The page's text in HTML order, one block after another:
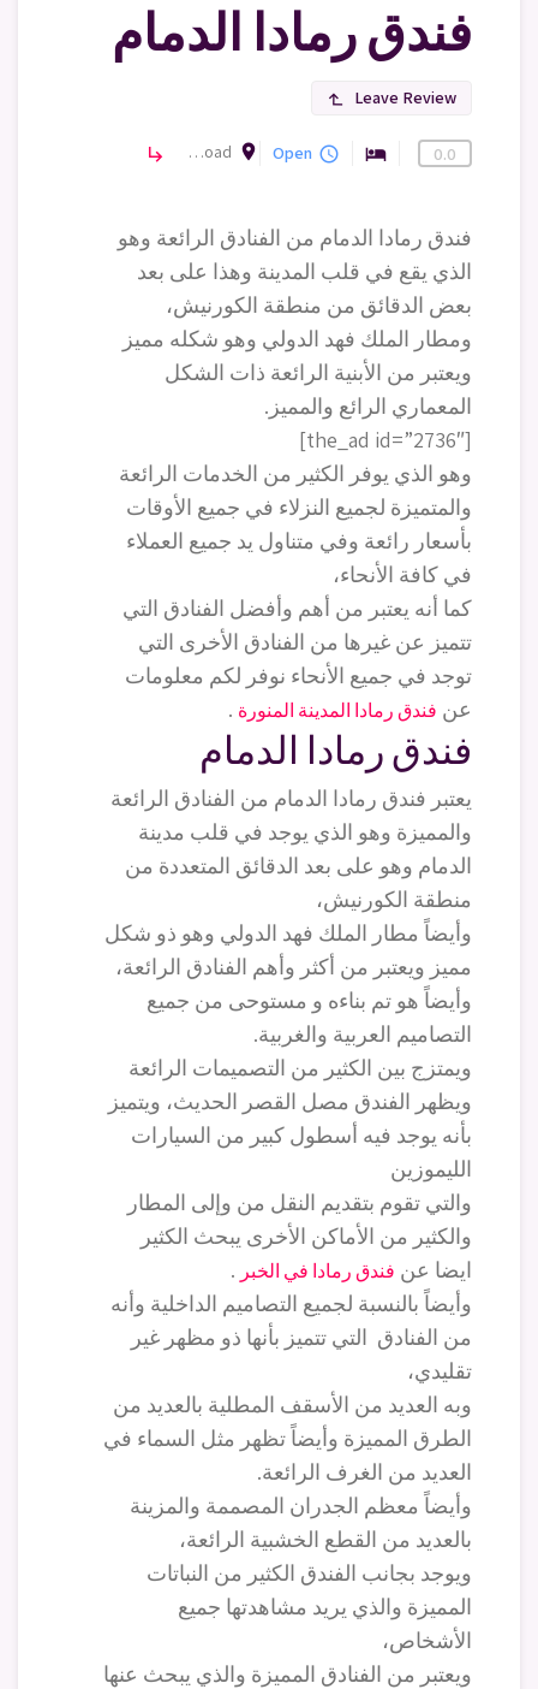
فندق رمادا الدمام
Leave Review
subdirectory_arrow_left
0.0
hotel فنادق
query_builder
Open
room Ramada by Wyndham Dammam Khaleej Road، طريق الكورنيش، الحمراء، الدمام 32422، المملكة العربية السعودية subdirectory_arrow_right
فندق رمادا الدمام من الفنادق الرائعة وهو
الذي يقع في قلب المدينة وهذا على بعد
بعض الدقائق من منطقة الكورنيش،
ومطار الملك فهد الدولي وهو شكله مميز
ويعتبر من الأبنية الرائعة ذات الشكل
المعماري الرائع والمميز.
[the_ad id=”2736″]
وهو الذي يوفر الكثير من الخدمات الرائعة
والمتميزة لجميع النزلاء في جميع الأوقات
بأسعار رائعة وفي متناول يد جميع العملاء
في كافة الأنحاء،
كما أنه يعتبر من أهم وأفضل الفنادق التي
تتميز عن غيرها من الفنادق الأخرى التي
توجد في جميع الأنحاء نوفر لكم معلومات
عن فندق رمادا المدينة المنورة .
فندق رمادا الدمام
يعتبر فندق رمادا الدمام من الفنادق الرائعة
والمميزة وهو الذي يوجد في قلب مدينة
الدمام وهو على بعد الدقائق المتعددة من
منطقة الكورنيش،
وأيضاً مطار الملك فهد الدولي وهو ذو شكل
مميز ويعتبر من أكثر وأهم الفنادق الرائعة،
وأيضاً هو تم بناءه و مستوحى من جميع
التصاميم العربية والغربية.
ويمتزج بين الكثير من التصميمات الرائعة
ويظهر الفندق مصل القصر الحديث، ويتميز
بأنه يوجد فيه أسطول كبير من السيارات
الليموزين
والتي تقوم بتقديم النقل من وإلى المطار
والكثير من الأماكن الأخرى يبحث الكثير
ايضا عن فندق رمادا في الخبر .
وأيضاً بالنسبة لجميع التصاميم الداخلية وأنه
من الفنادق التي تتميز بأنها ذو مظهر غير
تقليدي،
وبه العديد من الأسقف المطلية بالعديد من
الطرق المميزة وأيضاً تظهر مثل السماء في
العديد من الغرف الرائعة.
وأيضاً معظم الجدران المصممة والمزينة
بالعديد من القطع الخشبية الرائعة،
ويوجد بجانب الفندق الكثير من النباتات
المميزة والذي يريد مشاهدتها جميع
الأشخاص،
ويعتبر من الفنادق المميزة والذي يبحث عنها